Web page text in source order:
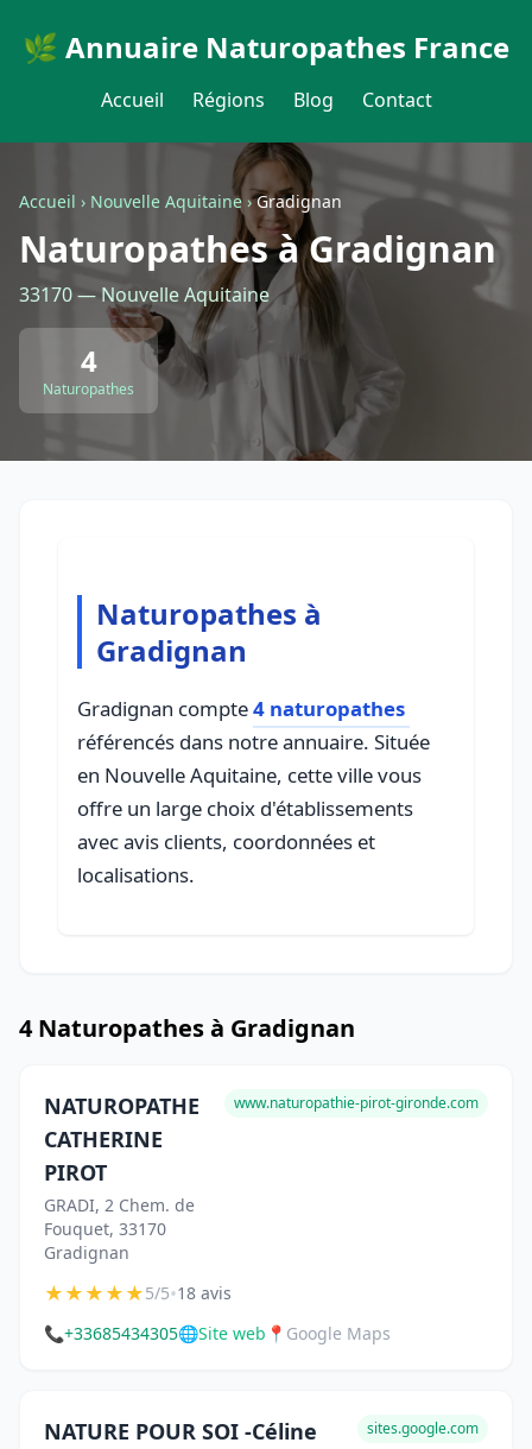
🌿 Annuaire Naturopathes France
Accueil Régions Blog Contact
Accueil › Nouvelle Aquitaine ›Gradignan
Naturopathes à Gradignan
33170 — Nouvelle Aquitaine
4
Naturopathes
Naturopathes à
Gradignan
Gradignan compte4 naturopathes
référencés dans notre annuaire. Située
en Nouvelle Aquitaine, cette ville vous
offre un large choix d'établissements
avec avis clients, coordonnées et
localisations.
4 Naturopathes à Gradignan
NATUROPATHE
CATHERINE
PIROT
GRADI, 2 Chem. de
Fouquet, 33170
Gradignan
www.naturopathie-pirot-gironde.com
★★★★★5/5•18 avis
📞+33685434305🌐Site web 📍 Google Maps
NATURE POUR SOI -Céline
sites.google.com